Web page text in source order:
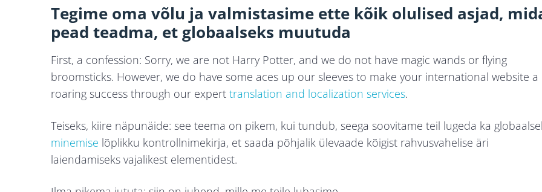
Tegime oma võlu ja valmistasime ette kõik olulised asjad,
pead teadma, et globaalseks muutuda
First, a confession: Sorry, we are not Harry Potter, and we do not have magic wands or flying
broomsticks. However, we do have some aces up our sleeves to make your international website a
roaring success through our expert translation and localization services.
Teiseks, kiire näpunäide: see teema on pikem, kui tundub, seega soovitame teil lugeda ka
minemise lõplikku kontrollnimekirja, et saada põhjalik ülevaade kõigist rahvusvahelise äri
laiendamiseks vajalikest elementidest.